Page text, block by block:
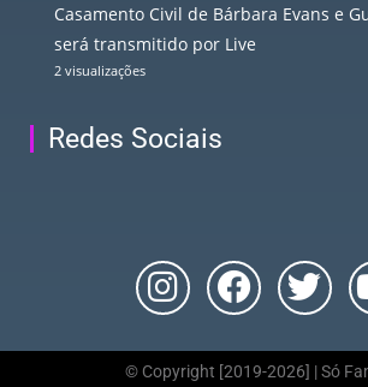
Casamento Civil de Bárbara Evans e
será transmitido por Live
2 visualizações
Redes Sociais
© Copyright [2019-2026] | Só